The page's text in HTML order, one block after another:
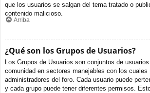
que los usuarios se salgan del tema tratado o
contenido malicioso.
Arriba
¿Qué son los Grupos de Usuarios?
Los Grupos de Usuarios son conjuntos de
comunidad en sectores manejables con los cuales
administradores del foro. Cada usuario puede
y cada grupo puede tener diferentes permisos.